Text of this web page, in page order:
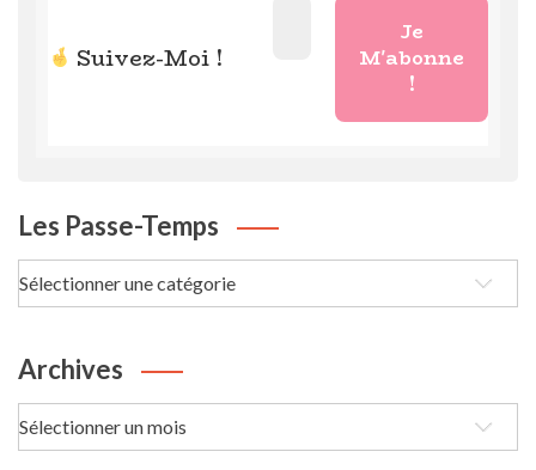
Suivez-Moi !
Les Passe-Temps
Archives